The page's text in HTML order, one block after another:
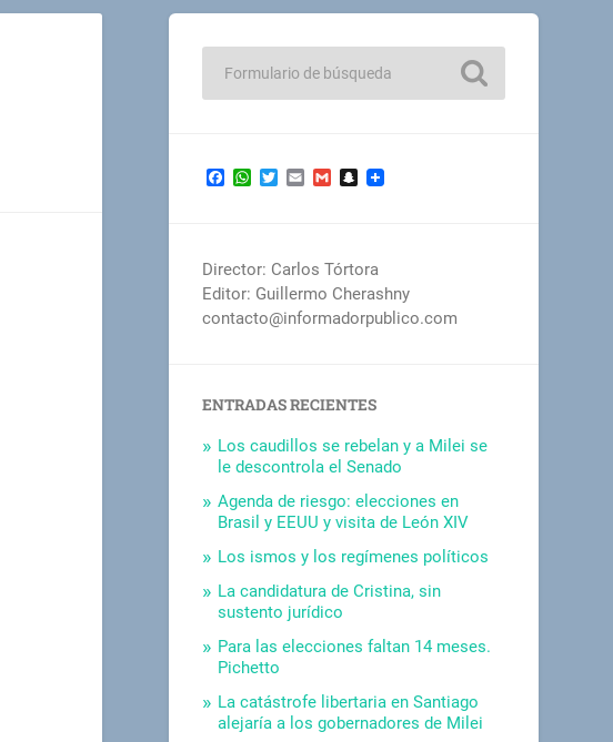
Facebook
WhatsApp
TwitterEmailGmailSnapchat
Director: Carlos Tórtora
Editor: Guillermo Cherashny
contacto@informadorpublico.com
ENTRADAS RECIENTES
Los caudillos se rebelan y a Milei se
le descontrola el Senado
Agenda de riesgo: elecciones en
Brasil y EEUU y visita de León XIV
Los ismos y los regímenes políticos
La candidatura de Cristina, sin
sustento jurídico
Para las elecciones faltan 14 meses.
Pichetto
La catástrofe libertaria en Santiago
alejaría a los gobernadores de Milei